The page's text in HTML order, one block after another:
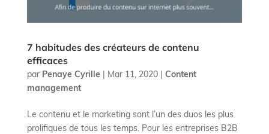
7 habitudes des créateurs de contenu
efficaces
par Penaye Cyrille | Mar 11, 2020| Content
management
Le contenu et le marketing sont l’un des duos les plus
prolifiques de tous les temps. Pour les entreprises B2B